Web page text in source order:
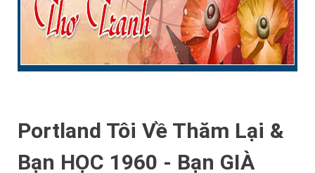
Portland Tôi Về Thăm Lại &
Bạn HỌC 1960 - Bạn GIÀ